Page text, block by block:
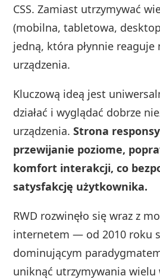
CSS. Zamiast utrzymywać
(mobilna, tabletowa,
jedną, która płynnie reaguje
urządzenia.
Kluczową ideą jest
działać i wyglądać dobrze
urządzenia.Strona
przewijanie poziome,
komfort interakcji, co
satysfakcję użytkownika.
RWD rozwinęło się wraz z
internetem — od 2010 roku
dominującym
uniknąć utrzymywania